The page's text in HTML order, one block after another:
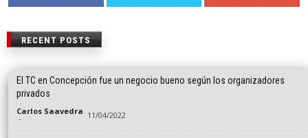
RECENT POSTS
El TC en Concepción fue un negocio bueno según los organizadores
privados
Carlos Saavedra
- 11/04/2022